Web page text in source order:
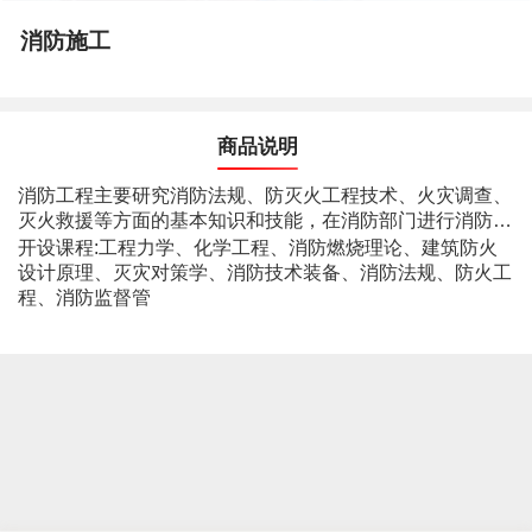
消防施工
商品说明
消防工程主要研究消防法规、防灭火工程技术、火灾调查、
灭火救援等方面的基本知识和技能，在消防部门进行消防管
理、灭火救援、火灾调查等。例如：大厦内火灾报警器、消
火栓等消防设施的管理，火灾等事故的抢险救援、起因调查
等。
开设课程:工程力学、化学工程、消防燃烧理论、建筑防火
设计原理、灭灾对策学、消防技术装备、消防法规、防火工
程、消防监督管